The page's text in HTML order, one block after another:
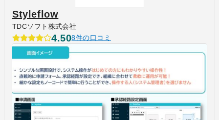
Styleflow
TDCソフト株式会社
4.508件の口コミ